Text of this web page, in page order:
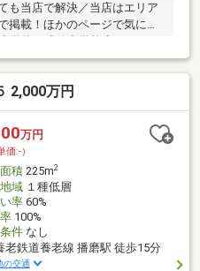
も当店で解決／当店はエリア
掲載！ほかのページで気にな
約11ｍ◆幼稚園まで徒歩約4
リックすると、詳細をご覧い
＝＝＝＝＝＝＝＝＝＝＝＝＝
の？どんな費用がかかるの？
にお答えします。＝＝＝＝＝
＝＝＝＝
2,000万円
万円
価:-）
積225m2
域１種低層
率60%
100%
件なし
老鉄道養老線 播磨駅 徒歩15分
の交通